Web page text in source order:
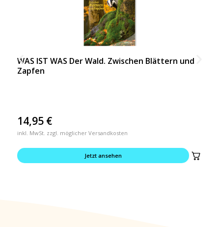
WAS IST WAS Der Wald. Zwischen Blättern und
Zapfen
14,95 €
inkl. MwSt. zzgl. möglicher Versandkosten
Jetzt ansehen